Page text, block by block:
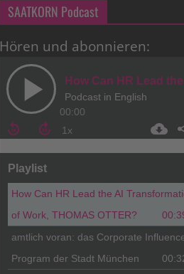
SAATKORN Podcast
Hören und abonnieren: